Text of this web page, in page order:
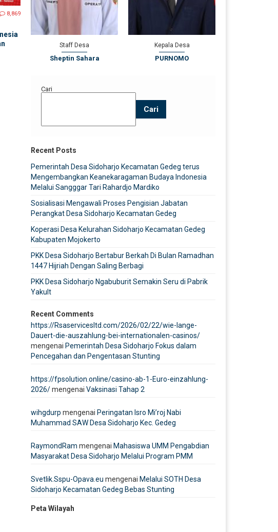
8,869
Staff Desa
Sheptin Sahara
Kepala Desa
PURNOMO
Cari
Cari
Recent Posts
Pemerintah Desa Sidoharjo Kecamatan Gedeg terus
Mengembangkan Keanekaragaman Budaya Indonesia
Melalui Sangggar Tari Rahardjo Mardiko
Sosialisasi Mengawali Proses Pengisian Jabatan
Perangkat Desa Sidoharjo Kecamatan Gedeg
Koperasi Desa Kelurahan Sidoharjo Kecamatan Gedeg
Kabupaten Mojokerto
PKK Desa Sidoharjo Bertabur Berkah Di Bulan Ramadhan
1447 Hijriah Dengan Saling Berbagi
PKK Desa Sidoharjo Ngabuburit Semakin Seru di Pabrik
Yakult
Recent Comments
https://Rsaservicesltd.com/2026/02/22/wie-lange-
Dauert-die-auszahlung-bei-internationalen-casinos/
mengenai Pemerintah Desa Sidoharjo Fokus dalam
Pencegahan dan Pengentasan Stunting
https://fpsolution.online/casino-ab-1-Euro-einzahlung-
2026/mengenai Vaksinasi Tahap 2
wihgdurp mengenai Peringatan Isro Mi’roj Nabi
Muhammad SAW Desa Sidoharjo Kec. Gedeg
RaymondRam mengenai Mahasiswa UMM Pengabdian
Masyarakat Desa Sidoharjo Melalui Program PMM
Svetlik.Sspu-Opava.eu mengenai Melalui SOTH Desa
Sidoharjo Kecamatan Gedeg Bebas Stunting
Peta Wilayah